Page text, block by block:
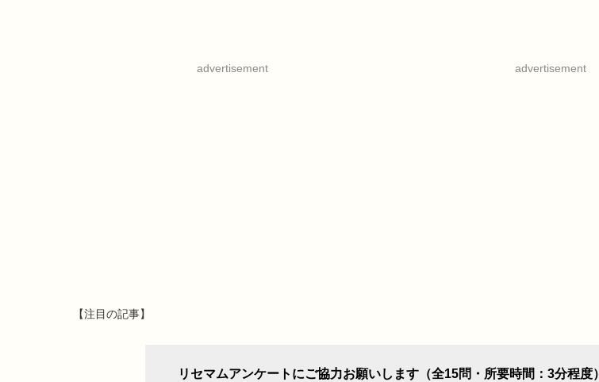
advertisement advertisement
【注目の記事】
リセマムアンケートにご協力お願いします（全15問・所要時間：3分程度）